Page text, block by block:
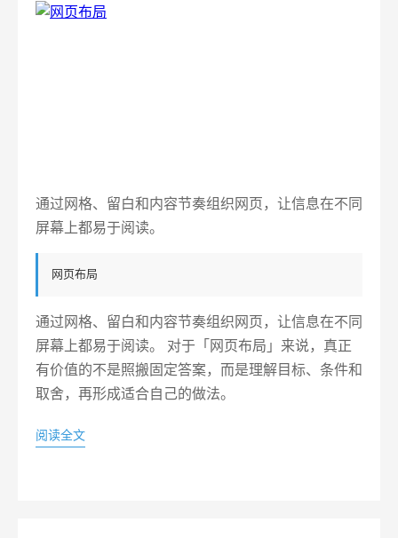
通过网格、留白和内容节奏组织网页，让信息在不同
屏幕上都易于阅读。
网页布局
通过网格、留白和内容节奏组织网页，让信息在不同
屏幕上都易于阅读。 对于「网页布局」来说，真正
有价值的不是照搬固定答案，而是理解目标、条件和
取舍，再形成适合自己的做法。
阅读全文